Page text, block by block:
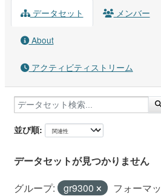
データセット メンバー
About
アクティビティストリーム
並び順
データセットが見つかりません
グループ: gr9300
フォーマッ